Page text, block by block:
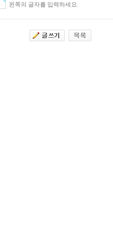
왼쪽의 글자를 입력하세요.